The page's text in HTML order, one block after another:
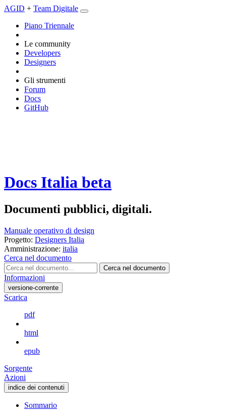
AGID + Team Digitale
Piano Triennale
Le community
Developers
Designers
Gli strumenti
Forum
Docs
GitHub
Docs Italia beta
Documenti pubblici, digitali.
Manuale operativo di design
Progetto: Designers Italia
Amministrazione: italia
Cerca nel documento
Cerca nel documento
Informazioni
versione-corrente
Scarica
pdf
html
epub
Sorgente
Azioni
indice dei contenuti
Sommario